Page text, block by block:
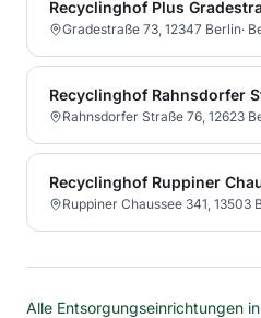
Recyclinghof Plus
Gradestraße 73, 12347 Berlin·
Recyclinghof Rahnsdorfer
Rahnsdorfer Straße 76, 12623
Recyclinghof Ruppiner
Ruppiner Chaussee 341, 13503
Alle Entsorgungseinrichtungen in